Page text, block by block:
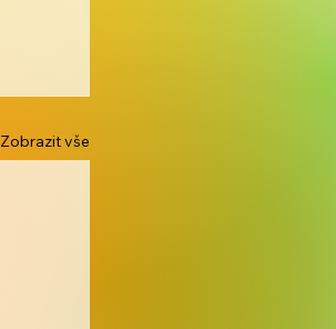
Zobrazit vše